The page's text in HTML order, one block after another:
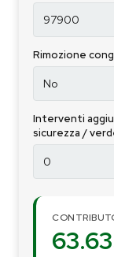
Rimozione
Interventi
sicurezza /